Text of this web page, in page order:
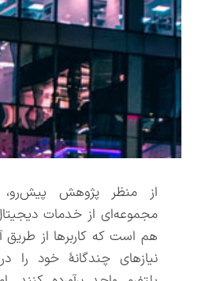
از منظر پژوهش پیش‌رو،
مجموعه‌ای از خدمات
هم است که کاربرها از طریق
نیازهای چندگانۀ خود را